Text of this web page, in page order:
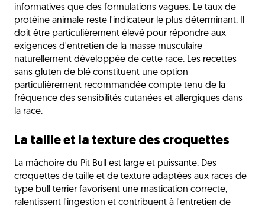
informatives que des formulations vagues. Le taux de
protéine animale reste l'indicateur le plus déterminant. Il
doit être particulièrement élevé pour répondre aux
exigences d'entretien de la masse musculaire
naturellement développée de cette race. Les recettes
sans gluten de blé constituent une option
particulièrement recommandée compte tenu de la
fréquence des sensibilités cutanées et allergiques dans
la race.
La taille et la texture des croquettes
La mâchoire du Pit Bull est large et puissante. Des
croquettes de taille et de texture adaptées aux races de
type bull terrier favorisent une mastication correcte,
ralentissent l'ingestion et contribuent à l'entretien de